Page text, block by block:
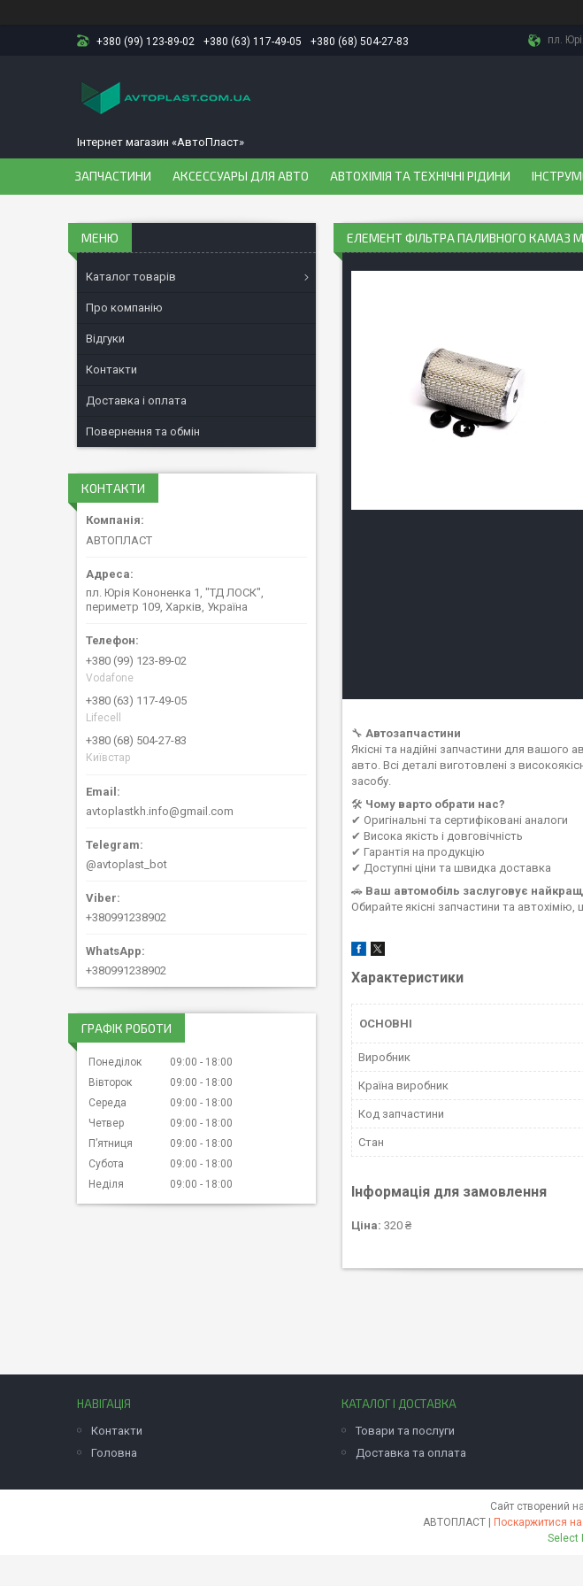
+380 (99) 123-89-02 +380 (63) 117-49-05 +380 (68) 504-27-83 пл.
Інтернет магазин «АвтоПласт»
ЗАПЧАСТИНИ АКСЕССУАРЫ ДЛЯ АВТО АВТОХІМІЯ ТА ТЕХНІЧНІ РІДИНИ
ЕЛЕМЕНТ ФІЛЬТРА ПАЛИВНОГО КАМАЗ
🔧 Автозапчастини
Якісні та надійні запчастини для
авто. Всі деталі виготовлені з
засобу.
🛠 Чому варто обрати нас?
✔ Оригінальні та сертифіковані аналоги
✔ Висока якість і довговічність
✔ Гарантія на продукцію
✔ Доступні ціни та швидка доставка
🚗 Ваш автомобіль заслуговує
Обирайте якісні запчастини та
Характеристики
ОСНОВНІ
Виробник
Країна виробник
Код запчастини
Стан
Інформація для замовлення
Ціна: 320 ₴
Каталог товарів
Про компанію
Відгуки
Контакти
Доставка і оплата
Повернення та обмін
КОНТАКТИ
АВТОПЛАСТ
пл. Юрія Кононенка 1, "ТД ЛОСК",
периметр 109, Харків, Україна
+380 (99) 123-89-02
Vodafone
+380 (63) 117-49-05
Lifecell
+380 (68) 504-27-83
Київстар
avtoplastkh.info@gmail.com
@avtoplast_bot
+380991238902
+380991238902
ГРАФІК РОБОТИ
Понеділок 09:00
18:00
Вівторок
09:00
18:00
Середа
09:00
18:00
Четвер
09:00
18:00
Пʼятниця
09:00
18:00
Субота
09:00
18:00
Неділя
09:00 18:00
НАВІГАЦІЯ
Контакти
Головна
КАТАЛОГ І ДОСТАВКА
Товари та послуги
Доставка та оплата
Сайт створений
АВТОПЛАСТ | Поскаржитися на
Select